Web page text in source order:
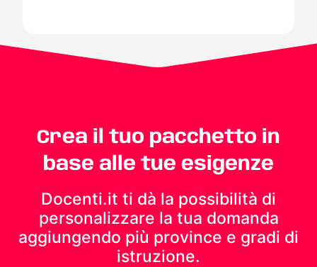
Crea il tuo pacchetto in
base alle tue esigenze
Docenti.it ti dà la possibilità di
personalizzare la tua domanda
aggiungendo più province e gradi di
istruzione.